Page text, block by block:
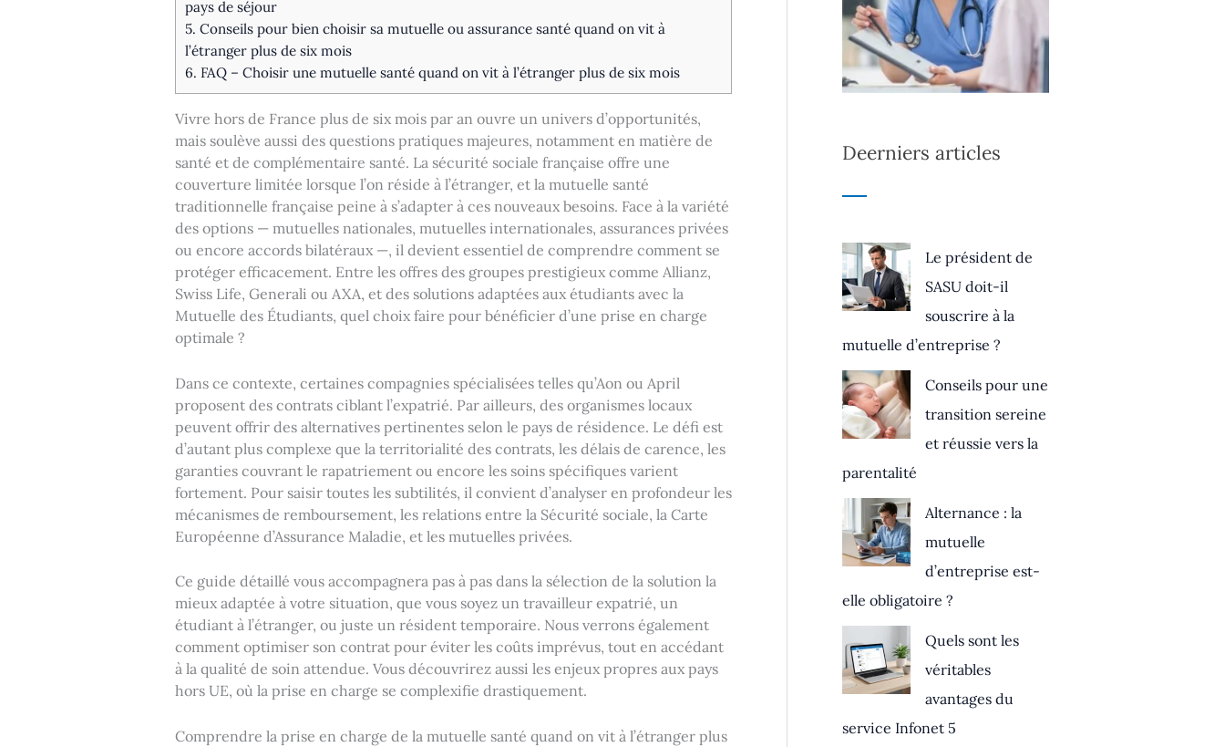
pays de séjour
5. Conseils pour bien choisir sa mutuelle ou assurance santé quand on vit à
l’étranger plus de six mois
6. FAQ – Choisir une mutuelle santé quand on vit à l’étranger plus de six mois
Vivre hors de France plus de six mois par an ouvre un univers d’opportunités,
mais soulève aussi des questions pratiques majeures, notamment en matière de
santé et de complémentaire santé. La sécurité sociale française offre une
couverture limitée lorsque l’on réside à l’étranger, et la mutuelle santé
traditionnelle française peine à s’adapter à ces nouveaux besoins. Face à la variété
des options — mutuelles nationales, mutuelles internationales, assurances privées
ou encore accords bilatéraux —, il devient essentiel de comprendre comment se
protéger efficacement. Entre les offres des groupes prestigieux comme Allianz,
Swiss Life, Generali ou AXA, et des solutions adaptées aux étudiants avec la
Mutuelle des Étudiants, quel choix faire pour bénéficier d’une prise en charge
optimale ?
Dans ce contexte, certaines compagnies spécialisées telles qu’Aon ou April
proposent des contrats ciblant l’expatrié. Par ailleurs, des organismes locaux
peuvent offrir des alternatives pertinentes selon le pays de résidence. Le défi est
d’autant plus complexe que la territorialité des contrats, les délais de carence, les
garanties couvrant le rapatriement ou encore les soins spécifiques varient
fortement. Pour saisir toutes les subtilités, il convient d’analyser en profondeur les
mécanismes de remboursement, les relations entre la Sécurité sociale, la Carte
Européenne d’Assurance Maladie, et les mutuelles privées.
Ce guide détaillé vous accompagnera pas à pas dans la sélection de la solution la
mieux adaptée à votre situation, que vous soyez un travailleur expatrié, un
étudiant à l’étranger, ou juste un résident temporaire. Nous verrons également
comment optimiser son contrat pour éviter les coûts imprévus, tout en accédant
à la qualité de soin attendue. Vous découvrirez aussi les enjeux propres aux pays
hors UE, où la prise en charge se complexifie drastiquement.
Comprendre la prise en charge de la mutuelle santé quand on vit à l’étranger plus
Deerniers articles
Le président de
SASU doit-il
souscrire à la
mutuelle d’entreprise ?
Conseils pour une
transition sereine
et réussie vers la
parentalité
Alternance : la
mutuelle
d’entreprise est-
elle obligatoire ?
Quels sont les
véritables
avantages du
service Infonet 5